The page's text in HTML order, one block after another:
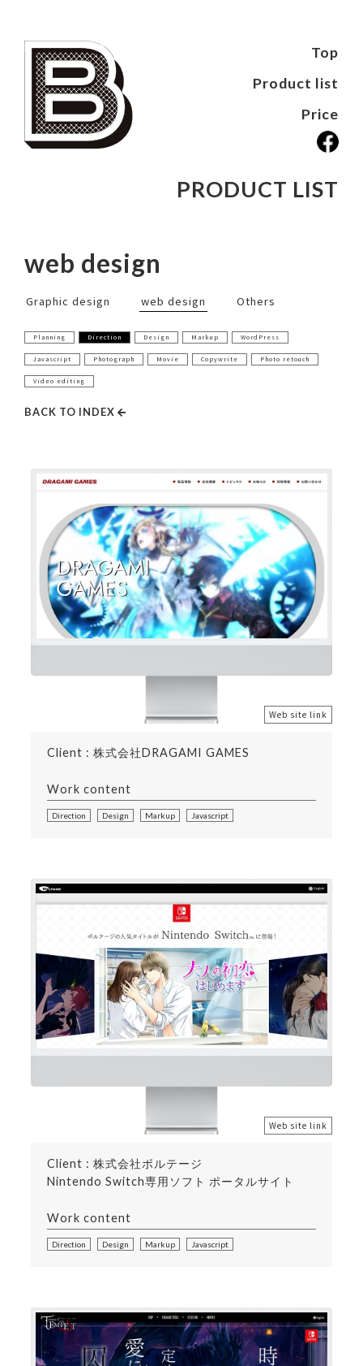
Top
Product list
Price
PRODUCT LIST
web design
Graphic design web design Others
Planning Direction Design Markup WordPress
Javascript Photograph Movie Copywrite Photo retouch
Video editing
BACK TO INDEX
Web site link
Client : 株式会社DRAGAMI GAMES
Work content
Direction Design Markup Javascript
Web site link
Client : 株式会社ボルテージ
Nintendo Switch専用ソフト ポータルサイト
Work content
Direction Design Markup Javascript